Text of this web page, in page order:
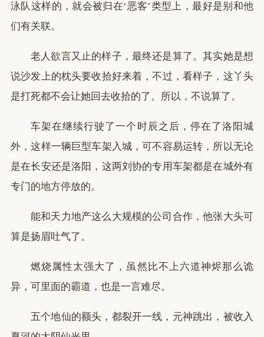
泳队这样的，就会被归在‘恶客’类型上，最好是别和他
们有关联。
老人欲言又止的样子，最终还是算了。其实她是想
说沙发上的枕头要收拾好来着，不过，看样子，这丫头
是打死都不会让她回去收拾的了。所以，不说算了。
车架在继续行驶了一个时辰之后，停在了洛阳城
外，这样一辆巨型车架入城，可不容易运转，所以无论
是在长安还是洛阳，这两刘协的专用车架都是在城外有
专门的地方停放的。
能和天力地产这么大规模的公司合作，他张大头可
算是扬眉吐气了。
燃烧属性太强大了，虽然比不上六道神烬那么诡
异，可里面的霸道，也是一言难尽。
五个地仙的额头，都裂开一线，元神跳出，被收入